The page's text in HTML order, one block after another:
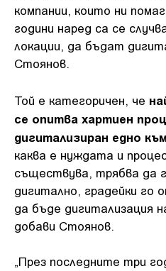
компании, които ни
години наред са се
локации, да бъдат
Стоянов.
Той е категоричен, че
се опитва хартиен
дигитализиран едно
каква е нуждата и
съществува, трябва да
дигитално, градейки го
да бъде дигитализация
добави Стоянов.
„През последните три